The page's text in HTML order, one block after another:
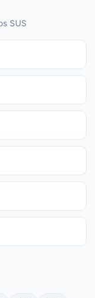
SUS